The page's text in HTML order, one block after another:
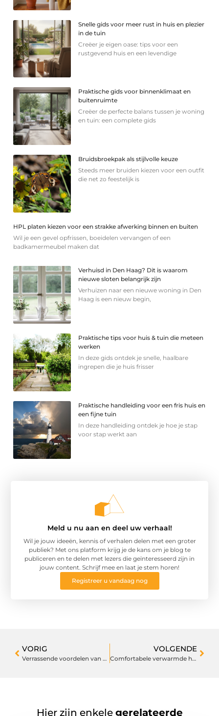
Snelle gids voor meer rust in huis en plezier
in de tuin
Creëer je eigen oase: tips voor een
rustgevend huis en een levendige
Praktische gids voor binnenklimaat en
buitenruimte
Creëer de perfecte balans tussen je woning
en tuin: een complete gids
Bruidsbroekpak als stijlvolle keuze
Steeds meer bruiden kiezen voor een outfit
die net zo feestelijk is
HPL platen kiezen voor een strakke afwerking binnen en buiten
Wil je een gevel opfrissen, boeidelen vervangen of een
badkamermeubel maken dat
Verhuisd in Den Haag? Dit is waarom
nieuwe sloten belangrijk zijn
Verhuizen naar een nieuwe woning in Den
Haag is een nieuw begin,
Praktische tips voor huis & tuin die meteen
werken
In deze gids ontdek je snelle, haalbare
ingrepen die je huis frisser
Praktische handleiding voor een fris huis en
een fijne tuin
In deze handleiding ontdek je hoe je stap
voor stap werkt aan
Meld u nu aan en deel uw verhaal!
Wil je jouw ideeën, kennis of verhalen delen met een groter
publiek? Met ons platform krijg je de kans om je blog te
publiceren en te delen met lezers die geïnteresseerd zijn in
jouw content. Schrijf mee en laat je stem horen!
Registreer u vandaag nog
VORIG
Verrassende voordelen van wandelen in de natuur
VOLGENDE
Comfortabele verwarmde handschoenen voor koude dagen
Hier zijn enkele gerelateerde